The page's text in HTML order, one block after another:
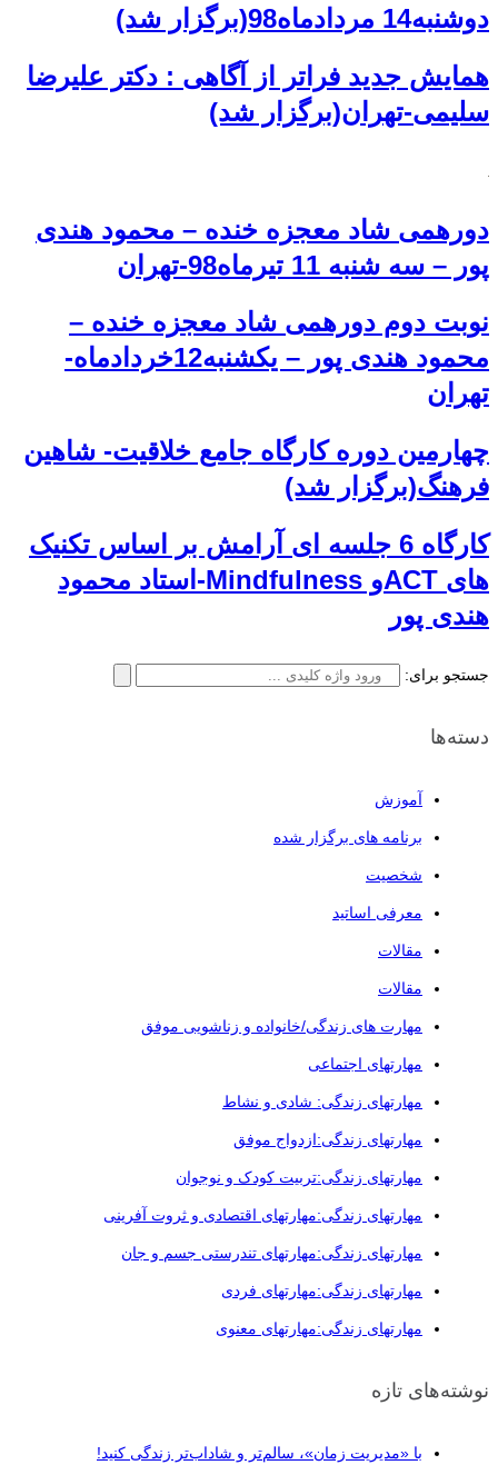
دوشنبه14 مردادماه98(برگزار شد)
همایش جدید فراتر از آگاهی : دکتر علیرضا
سلیمی-تهران(برگزار شد)
دورهمی شاد معجزه خنده – محمود هندی
پور – سه شنبه 11 تیرماه98-تهران
نوبت دوم دورهمی شاد معجزه خنده –
محمود هندی پور – یکشنبه12خردادماه-
تهران
چهارمین دوره کارگاه جامع خلاقیت- شاهین
فرهنگ(برگزار شد)
کارگاه 6 جلسه ای آرامش بر اساس تکنیک
های ACTو Mindfulness-استاد محمود
هندی پور
جستجو برای:
دسته‌ها
آموزش
برنامه های برگزار شده
شخصیت
معرفی اساتید
مقالات
مقالات
مهارت های زندگی/خانواده و زناشویی موفق
مهارتهای اجتماعی
مهارتهای زندگی: شادی و نشاط
مهارتهای زندگی:ازدواج موفق
مهارتهای زندگی:تربیت کودک و نوجوان
مهارتهای زندگی:مهارتهای اقتصادی و ثروت آفرینی
مهارتهای زندگی:مهارتهای تندرستی جسم و جان
مهارتهای زندگی:مهارتهای فردی
مهارتهای زندگی:مهارتهای معنوی
نوشته‌های تازه
با «مدیریت زمان»، سالم‌تر و شاداب‌تر زندگی کنید!